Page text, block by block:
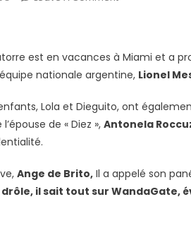
Roccuzzo
Sur
Messi
Et
Elle
A
est en vacances à Miami et a
nationale argentine, Lionel
Lola et Dieguito, ont
de « Diez »,Antonela
Ange de Brito, Il a appelé son
drôle, il sait tout sur WandaGate,